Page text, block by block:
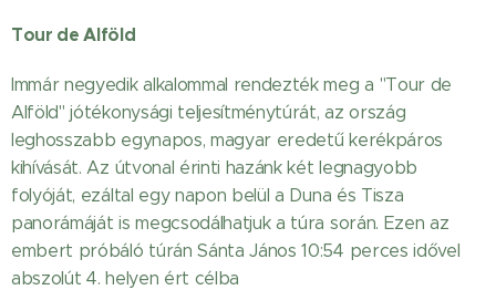
Tour de Alföld
Immár negyedik alkalommal rendezték meg a "Tour de
Alföld" jótékonysági teljesítménytúrát, az ország
leghosszabb egynapos, magyar eredetű kerékpáros
kihívását. Az útvonal érinti hazánk két legnagyobb
folyóját, ezáltal egy napon belül a Duna és Tisza
panorámáját is megcsodálhatjuk a túra során. Ezen az
embert próbáló túrán Sánta János 10:54 perces idővel
abszolút 4. helyen ért célba